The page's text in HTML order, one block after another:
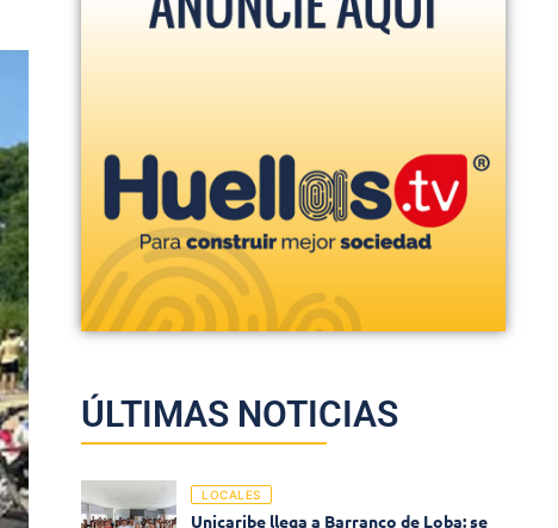
ÚLTIMAS NOTICIAS
LOCALES
Unicaribe llega a Barranco de Loba: se